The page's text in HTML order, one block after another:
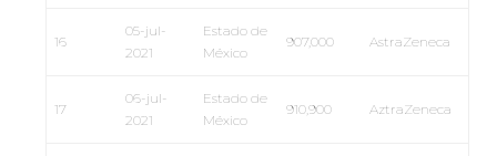
16
05-jul-
2021
Estado de
México
907,000 AstraZeneca
17
06-jul-
2021
Estado de
México
910,900 AztraZeneca